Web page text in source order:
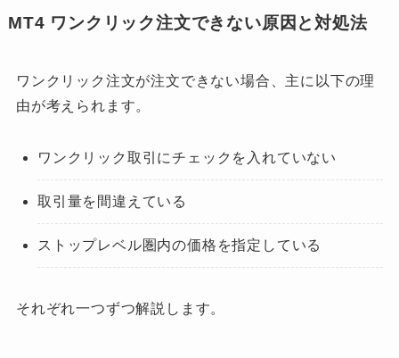
MT4 ワンクリック注文できない原因と対処法
ワンクリック注文が注文できない場合、主に以下の理
由が考えられます。
ワンクリック取引にチェックを入れていない
取引量を間違えている
ストップレベル圏内の価格を指定している
それぞれ一つずつ解説します。